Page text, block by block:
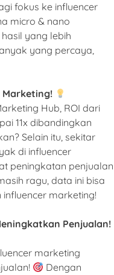
fokus ke influencer
micro & nano
yang lebih
yang percaya,
Marketing!
Hub, ROI dari
11x dibandingkan
Selain itu, sekitar
di influencer
peningkatan penjualan
ragu, data ini bisa
marketing!
Penjualan!
marketing
Dengan